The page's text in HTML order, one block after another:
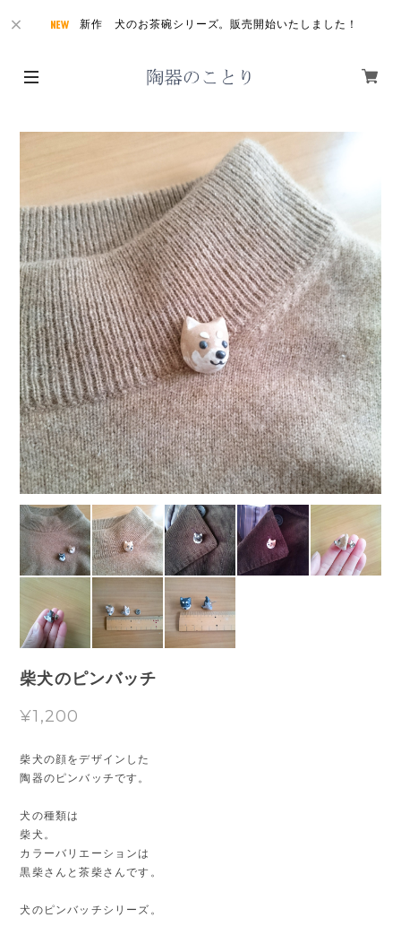
新作 犬のお茶碗シリーズ。販売開始いたしました！
柴犬のピンバッチ
¥1,200
柴犬の顔をデザインした
陶器のピンバッチです。
犬の種類は
柴犬。
カラーバリエーションは
黒柴さんと茶柴さんです。
犬のピンバッチシリーズ。